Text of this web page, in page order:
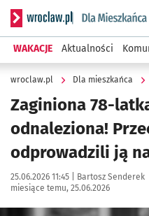
Serwis informacyjny
WAKACJE Aktualności
wroclaw.pl Dla mieszkańca
Zaginiona 78-
odnaleziona!
odprowadzili ją
Data publikacji:
25.06.2026 11:45 | Autor:
Bartosz Senderek
miesiące temu, 25.06.2026